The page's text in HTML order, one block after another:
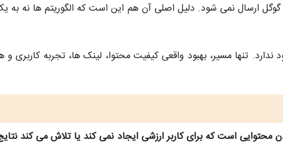
ارسال نمی‌ شود. دلیل اصلی آن هم این است که الگوریتم‌ ها نه
تنها مسیر، بهبود واقعی کیفیت محتوا، لینک‌ ها، تجربه کاربری
است که برای کاربر ارزشی ایجاد نمی‌ کند یا تلاش می‌ کند